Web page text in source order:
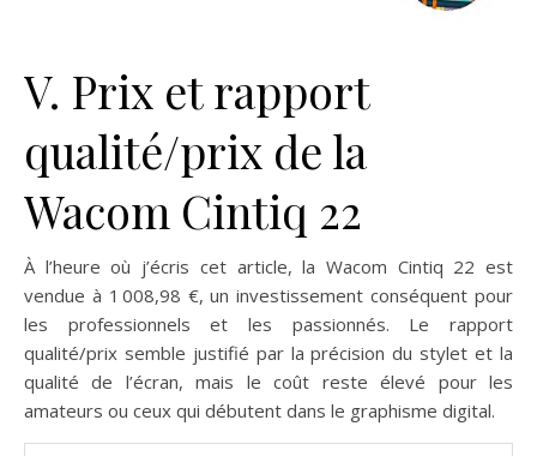
V. Prix et rapport
qualité/prix de la
Wacom Cintiq 22
À l’heure où j’écris cet article, la Wacom Cintiq 22 est
vendue à 1 008,98 €, un investissement conséquent pour
les professionnels et les passionnés. Le rapport
qualité/prix semble justifié par la précision du stylet et la
qualité de l’écran, mais le coût reste élevé pour les
amateurs ou ceux qui débutent dans le graphisme digital.